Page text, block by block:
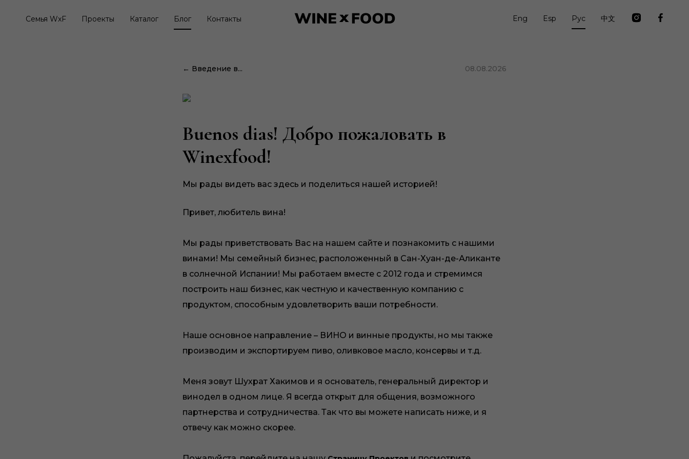
Семья WxF Проекты Каталог Блог Контакты 中文
Рус
Esp
Eng
← Введение в... 08.08.2026
Buenos dias! Добро пожаловать в
Winexfood!
Мы рады видеть вас здесь и поделиться нашей историей!
Привет, любитель вина!
Мы рады приветствовать Вас на нашем сайте и познакомить с нашими
винами! Мы семейный бизнес, расположенный в Сан-Хуан-де-Аликанте
в солнечной Испании! Мы работаем вместе с 2012 года и стремимся
построить наш бизнес, как честную и качественную компанию с
продуктом, способным удовлетворить ваши потребности.
Наше основное направление – ВИНО и винные продукты, но мы также
производим и экспортируем пиво, оливковое масло, консервы и т.д.
Меня зовут Шухрат Хакимов и я основатель, генеральный директор и
винодел в одном лице. Я всегда открыт для общения, возможного
партнерства и сотрудничества. Так что вы можете написать ниже, и я
отвечу как можно скорее.